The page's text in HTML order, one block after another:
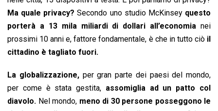
Ma quale privacy? Secondo uno studio McKinsey questo
porterà a 13 mila miliardi di dollari all’economia nei
prossimi 10 anni e, fattore fondamentale, è che in tutto ciòil
cittadino è tagliato fuori.
La globalizzazione,per gran parte dei paesi del mondo,
per come è stata gestita, assomiglia ad un patto col
diavolo. Nel mondo, meno di 30 persone posseggono le